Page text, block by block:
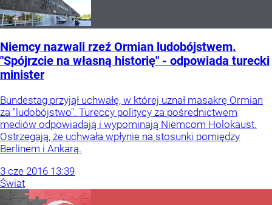
Niemcy nazwali rzeź Ormian ludobójstwem.
"Spójrzcie na własną historię" - odpowiada turecki
minister
Bundestag przyjął uchwałę, w której uznał masakrę Ormian
za "ludobójstwo". Tureccy politycy za pośrednictwem
mediów odpowiadają i wypominają Niemcom Holokaust.
Ostrzegają, że uchwała wpłynie na stosunki pomiędzy
Berlinem i Ankarą.
3 cze 2016 13:39
Świat